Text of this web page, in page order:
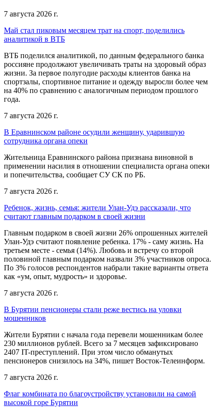
7 августа 2026 г.
Май стал пиковым месяцем трат на спорт, поделились
аналитикой в ВТБ
ВТБ поделился аналитикой, по данным федерального банка
россияне продолжают увеличивать траты на здоровый образ
жизни. За первое полугодие расходы клиентов банка на
спортзалы, спортивное питание и одежду выросли более чем
на 40% по сравнению с аналогичным периодом прошлого
года.
7 августа 2026 г.
В Еравнинском районе осудили женщину, ударившую
сотрудника органа опеки
Жительница Еравнинского района признана виновной в
применении насилия в отношении специалиста органа опеки
и попечительства, сообщает СУ СК по РБ.
7 августа 2026 г.
Ребенок, жизнь, семья: жители Улан-Удэ рассказали, что
считают главным подарком в своей жизни
Главным подарком в своей жизни 26% опрошенных жителей
Улан-Удэ считают появление ребенка. 17% - саму жизнь. На
третьем месте - семья (14%). Любовь и встречу со второй
половиной главным подарком назвали 3% участников опроса.
По 3% голосов респондентов набрали такие варианты ответа
как «ум, опыт, мудрость» и здоровье.
7 августа 2026 г.
В Бурятии пенсионеры стали реже вестись на уловки
мошенников
Жители Бурятии с начала года перевели мошенникам более
230 миллионов рублей. Всего за 7 месяцев зафиксировано
2407 IT-преступлений. При этом число обманутых
пенсионеров снизилось на 34%, пишет Восток-Телеинформ.
7 августа 2026 г.
Флаг комбината по благоустройству установили на самой
высокой горе Бурятии